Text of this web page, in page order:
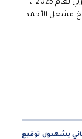
فعاليات اختيار الكويت “عاصمة الثقافة والإعلام العربي لعام 2025”،
مشعل الأحمد
يشهدون توقيع